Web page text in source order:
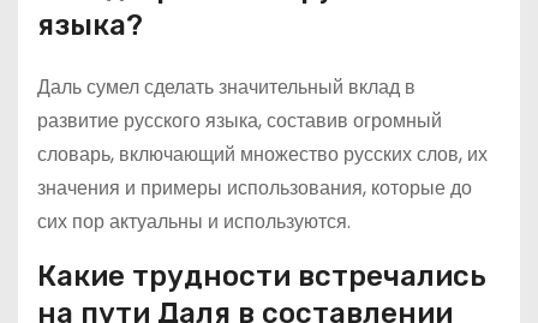
языка?
Даль сумел сделать значительный вклад в
развитие русского языка, составив огромный
словарь, включающий множество русских слов, их
значения и примеры использования, которые до
сих пор актуальны и используются.
Какие трудности встречались
на пути Даля в составлении